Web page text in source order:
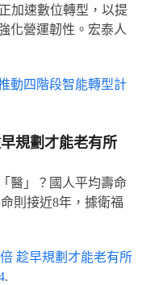
加速數位轉型，以提
化營運韌性。宏泰人
動四階段智能轉型計
規劃才能老有所
醫」？國人平均壽命
則接近8年，據衛福
趁早規劃才能老有所
.